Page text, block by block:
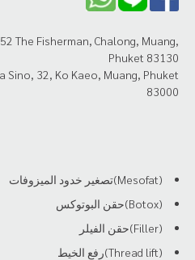
The Fisherman, Chalong, Muang,
Phuket 83130
Sino, 32, Ko Kaeo, Muang, Phuket
83000
(Mesofat)تصغير خدود الميزوفات
(Botox)حقن البوتوكس
(Filler)حقن الفيلر
(Thread lift)رفع الخيط